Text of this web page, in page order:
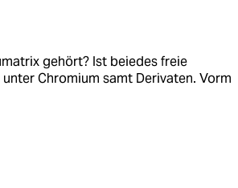
gehört? Ist beiedes freie
Chromium samt Derivaten. Vorm